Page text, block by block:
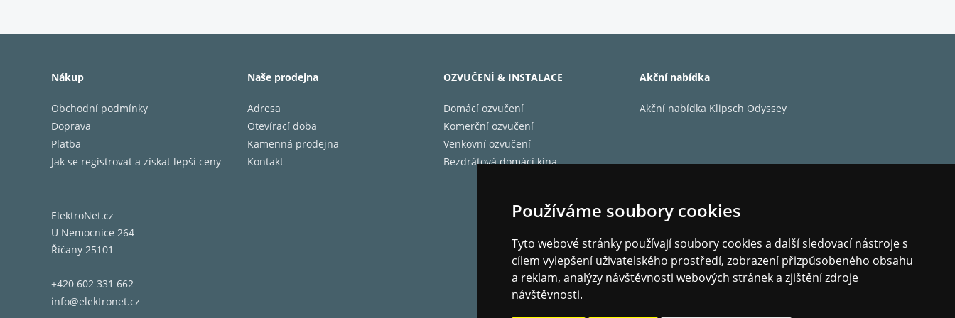
Používáme soubory cookies
Tyto webové stránky používají soubory cookies a další sledovací nástroje s
cílem vylepšení uživatelského prostředí, zobrazení přizpůsobeného obsahu
a reklam, analýzy návštěvnosti webových stránek a zjištění zdroje
návštěvnosti.
Nákup
Obchodní podmínky
Doprava
Platba
Jak se registrovat a získat lepší ceny
Naše prodejna
Adresa
Otevírací doba
Kamenná prodejna
Kontakt
OZVUČENÍ & INSTALACE
Domácí ozvučení
Komerční ozvučení
Venkovní ozvučení
Bezdrátová domácí kina
Akční nabídka
Akční nabídka Klipsch Odyssey
ElektroNet.cz
U Nemocnice 264
Říčany 25101
+420 602 331 662
info@elektronet.cz